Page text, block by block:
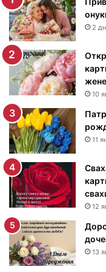
н
к
и
с
Д
н
м
р
о
ж
д
е
н
и
я
м
у
ж
ч
и
2
жене
10
11
12
13